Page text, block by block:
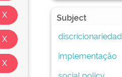
Subject
discricionariedad
implementação
social policy